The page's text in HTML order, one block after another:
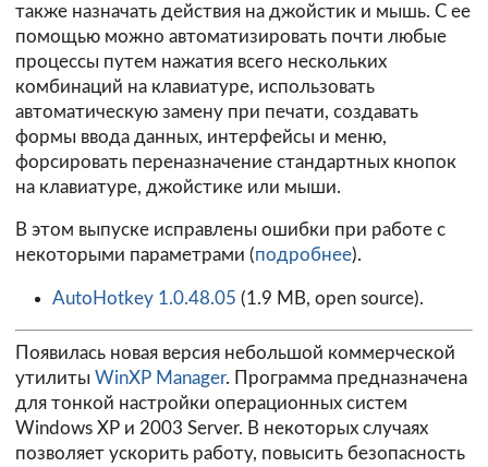
также назначать действия на джойстик и мышь. С ее
помощью можно автоматизировать почти любые
процессы путем нажатия всего нескольких
комбинаций на клавиатуре, использовать
автоматическую замену при печати, создавать
формы ввода данных, интерфейсы и меню,
форсировать переназначение стандартных кнопок
на клавиатуре, джойстике или мыши.
В этом выпуске исправлены ошибки при работе с
некоторыми параметрами (подробнее).
AutoHotkey 1.0.48.05 (1.9 MB, open source).
Появилась новая версия небольшой коммерческой
утилиты WinXP Manager. Программа предназначена
для тонкой настройки операционных систем
Windows XP и 2003 Server. В некоторых случаях
позволяет ускорить работу, повысить безопасность